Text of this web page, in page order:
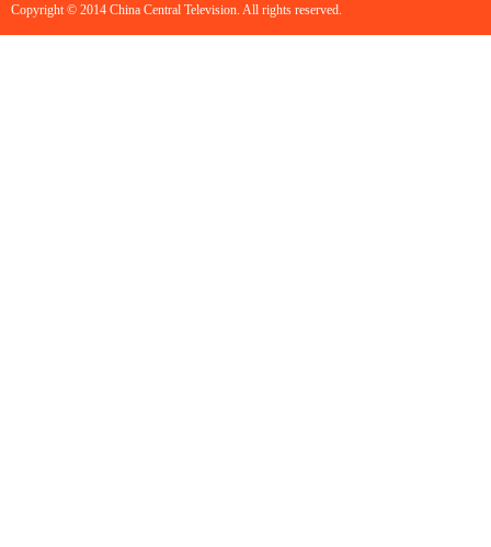
Copyright © 2014 China Central Television. All rights reserved.